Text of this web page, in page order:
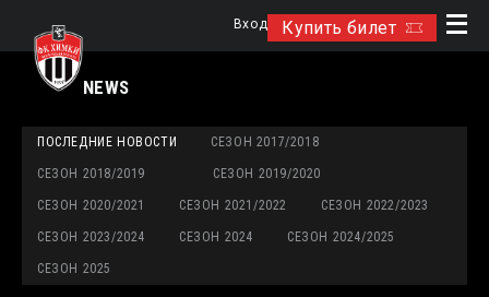
Купить билет
Вход
NEWS
ПОСЛЕДНИЕ НОВОСТИ СЕЗОН 2017/2018
СЕЗОН 2018/2019 СЕЗОН 2019/2020
СЕЗОН 2020/2021 СЕЗОН 2021/2022 СЕЗОН 2022/2023
СЕЗОН 2023/2024 СЕЗОН 2024 СЕЗОН 2024/2025
СЕЗОН 2025